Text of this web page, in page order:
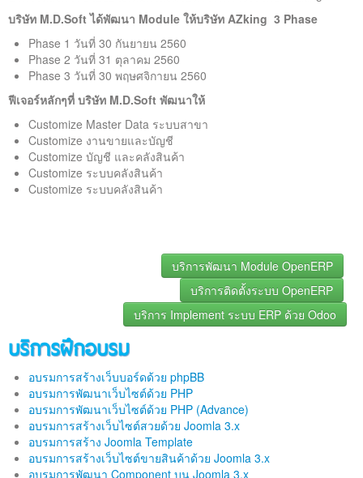
บริษัท M.D.Soft ได้พัฒนา Module ให้บริษัท AZking 3 Phase
Phase 1 วันที่ 30 กันยายน 2560
Phase 2 วันที่ 31 ตุลาคม 2560
Phase 3 วันที่ 30 พฤษศจิกายน 2560
ฟีเจอร์หลักๆที่ บริษัท M.D.Soft พัฒนาให้
Customize Master Data ระบบสาขา
Customize งานขายและบัญชี
Customize บัญชี และคลังสินค้า
Customize ระบบคลังสินค้า
Customize ระบบคลังสินค้า
บริการพัฒนา Module OpenERP
บริการติดตั้งระบบ OpenERP
บริการ Implement ระบบ ERP ด้วย Odoo
บริการฝึกอบรม
อบรมการสร้างเว็บบอร์ดด้วย phpBB
อบรมการพัฒนาเว็บไซต์ด้วย PHP
อบรมการพัฒนาเว็บไซต์ด้วย PHP (Advance)
อบรมการสร้างเว็บไซต์สวยด้วย Joomla 3.x
อบรมการสร้าง Joomla Template
อบรมการสร้างเว็บไซต์ขายสินค้าด้วย Joomla 3.x
อบรมการพัฒนา Component บน Joomla 3.x